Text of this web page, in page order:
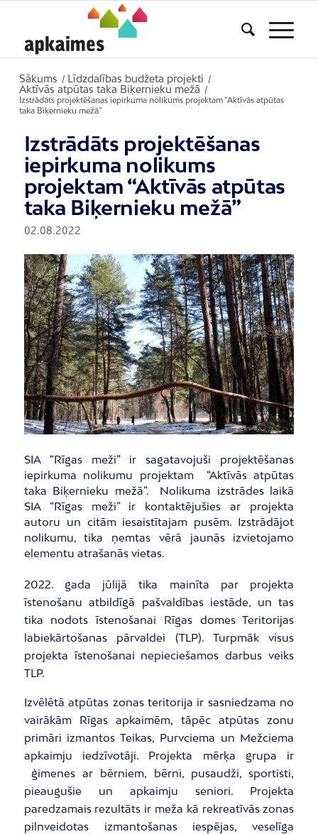
Sākums / Līdzdalības budžeta projekti /
Aktīvās atpūtas taka Biķernieku mežā
/
Izstrādāts projektēšanas iepirkuma nolikums projektam “Aktīvās atpūtas
taka Biķernieku mežā”
Izstrādāts projektēšanas
iepirkuma nolikums
projektam “Aktīvās atpūtas
taka Biķernieku mežā”
02.08.2022
SIA “Rīgas meži” ir sagatavojuši projektēšanas
iepirkuma nolikumu projektam “Aktīvās atpūtas
taka Biķernieku mežā”. Nolikuma izstrādes laikā
SIA “Rīgas meži” ir kontaktējušies ar projekta
autoru un citām iesaistītajam pusēm. Izstrādājot
nolikumu, tika ņemtas vērā jaunās izvietojamo
elementu atrašanās vietas.
2022. gada jūlijā tika mainīta par projekta
īstenošanu atbildīgā pašvaldības iestāde, un tas
tika nodots īstenošanai Rīgas domes Teritorijas
labiekārtošanas pārvaldei (TLP). Turpmāk visus
projekta īstenošanai nepieciešamos darbus veiks
TLP.
Izvēlētā atpūtas zonas teritorija ir sasniedzama no
vairākām Rīgas apkaimēm, tāpēc atpūtas zonu
primāri izmantos Teikas, Purvciema un Mežciema
apkaimju iedzīvotāji. Projekta mērķa grupa ir
ģimenes ar bērniem, bērni, pusaudži, sportisti,
pieaugušie un apkaimju seniori. Projekta
paredzamais rezultāts ir meža kā rekreatīvās zonas
pilnveidotas izmantošanas iespējas, veselīga